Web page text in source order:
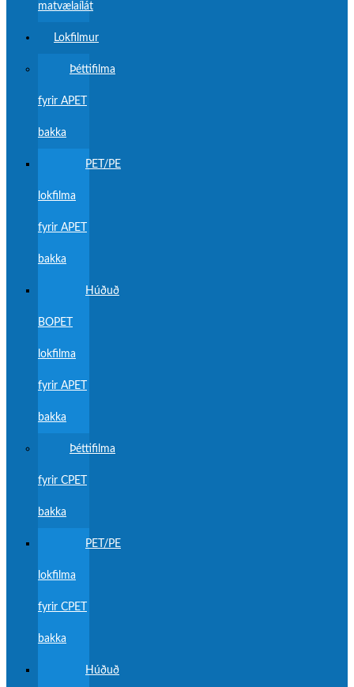
matvælaílát
Lokfilmur
Þéttifilma
fyrir APET
bakka
PET/PE
lokfilma
fyrir APET
bakka
Húðuð
BOPET
lokfilma
fyrir APET
bakka
Þéttifilma
fyrir CPET
bakka
PET/PE
lokfilma
fyrir CPET
bakka
Húðuð